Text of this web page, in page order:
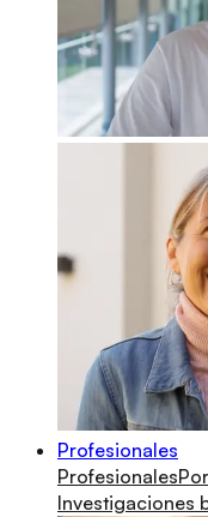
Profesionales
Profesionales
Investigaciones